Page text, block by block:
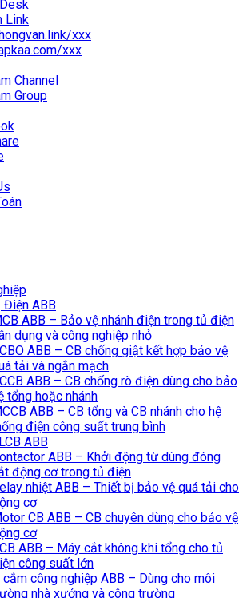
Link
xxx
xxx
Channel
Group
Điện ABB
ABB – Bảo vệ nhánh điện trong tủ điện
dụng và công nghiệp nhỏ
ABB – CB chống giật kết hợp bảo vệ
tải và ngắn mạch
ABB – CB chống rò điện dùng cho bảo
tổng hoặc nhánh
ABB – CB tổng và CB nhánh cho hệ
điện công suất trung bình
ABB
ABB – Khởi động từ dùng đóng
động cơ trong tủ điện
nhiệt ABB – Thiết bị bảo vệ quá tải cho
cơ
CB ABB – CB chuyên dùng cho bảo vệ
cơ
ABB – Máy cắt không khi tổng cho tủ
công suất lớn
cắm công nghiệp ABB – Dùng cho môi
nhà xưởng và công trường